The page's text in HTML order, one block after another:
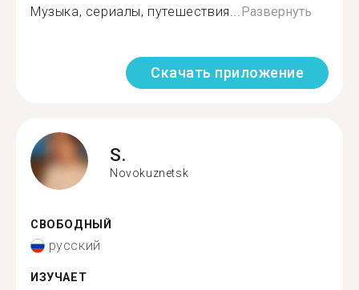
Музыка, сериалы, путешествия... Развернуть
Скачать приложение
S.
Novokuznetsk
СВОБОДНЫЙ
русский
ИЗУЧАЕТ